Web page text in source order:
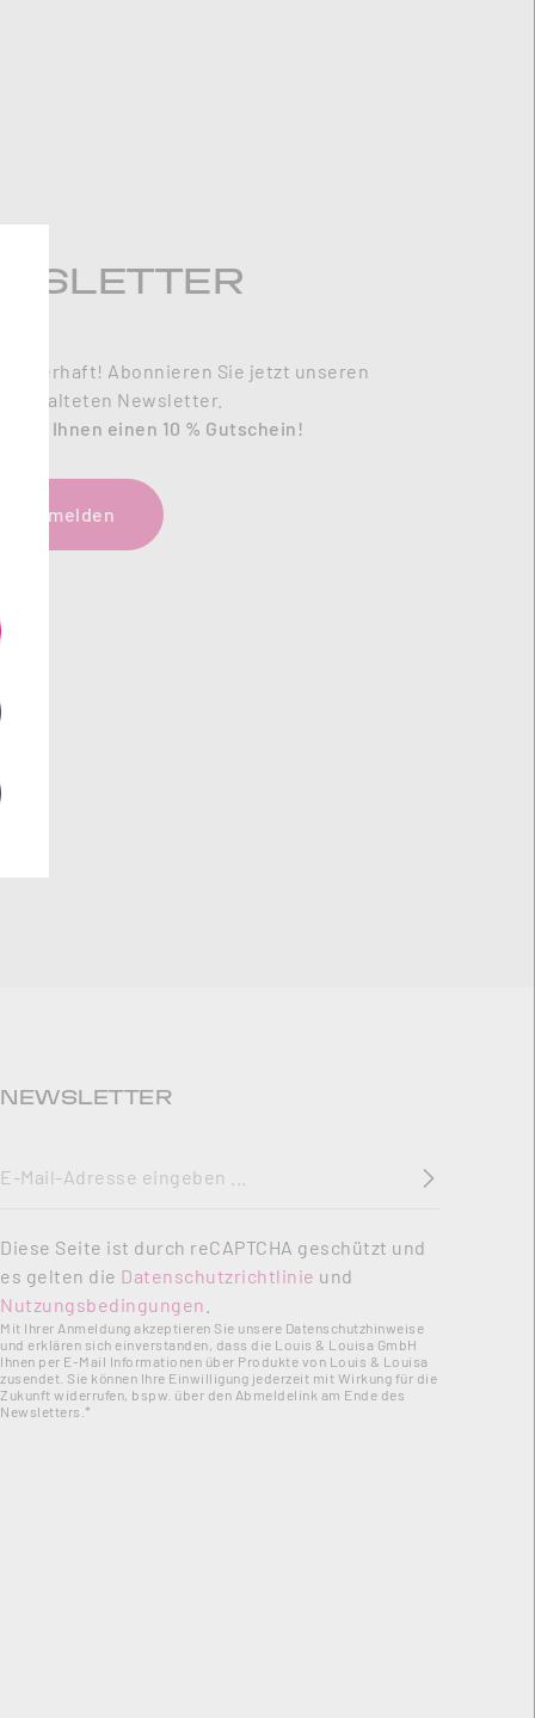
zauberhaft! Abonnieren Sie jetzt unseren
gestalteten Newsletter.
Ihnen einen 10 % Gutschein!
anmelden
NEWSLETTER
Diese Seite ist durch reCAPTCHA geschützt und
es gelten die Datenschutzrichtlinie und
Nutzungsbedingungen
Mit Ihrer Anmeldung akzeptieren Sie unsere Datenschutzhinweise
und erklären sich einverstanden, dass die Louis & Louisa GmbH
Ihnen per E-Mail Informationen über Produkte von Louis & Louisa
zusendet. Sie können Ihre Einwilligung jederzeit mit Wirkung für die
Zukunft widerrufen, bspw. über den Abmeldelink am Ende des
Newsletters.*